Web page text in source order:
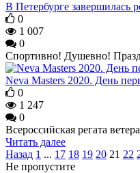
В Петербурге завершилась
0
1 007
0
Спортивно! Душевно!
Neva Masters 2020. День
0
1 247
0
Всероссийская регата
Читать далее
Назад 1 ... 17 18 19 20 21 22
Не пропустите